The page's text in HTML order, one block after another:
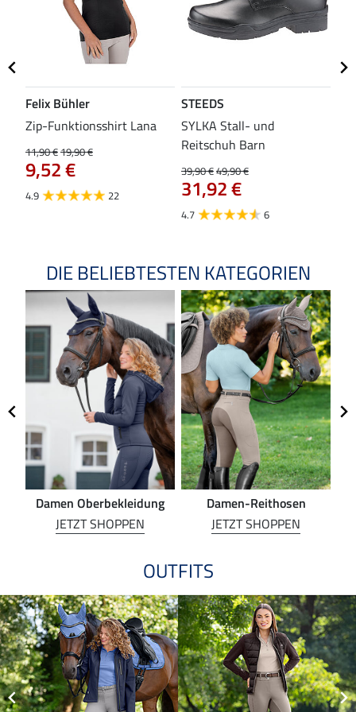
Felix Bühler
Zip-Funktionsshirt Lana
11,90 €19,90 €
9,52 €
4.9 22
STEEDS
SYLKA Stall- und
Reitschuh Barn
39,90 €49,90 €
31,92 €
4.7 6
DIE BELIEBTESTEN KATEGORIEN
Damen Oberbekleidung
JETZT SHOPPEN
Damen-Reithosen
JETZT SHOPPEN
OUTFITS